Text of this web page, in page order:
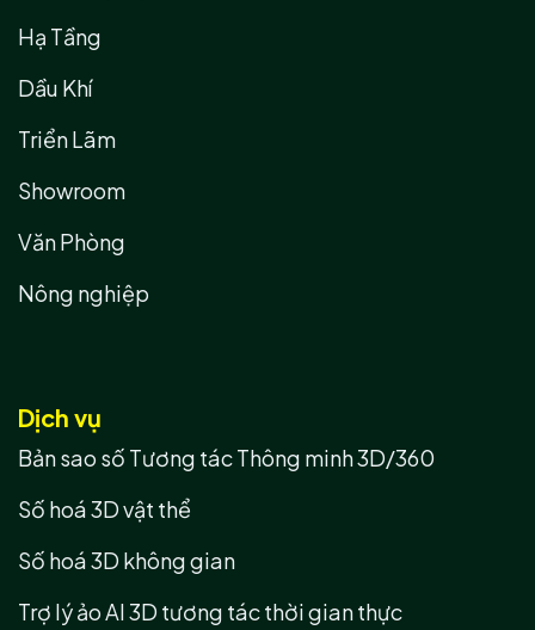
Hạ Tầng
Dầu Khí
Triển Lãm
Showroom
Văn Phòng
Nông nghiệp
Dịch vụ
Bản sao số Tương tác Thông minh 3D/360
Số hoá 3D vật thể
Số hoá 3D không gian
Trợ lý ảo AI 3D tương tác thời gian thực